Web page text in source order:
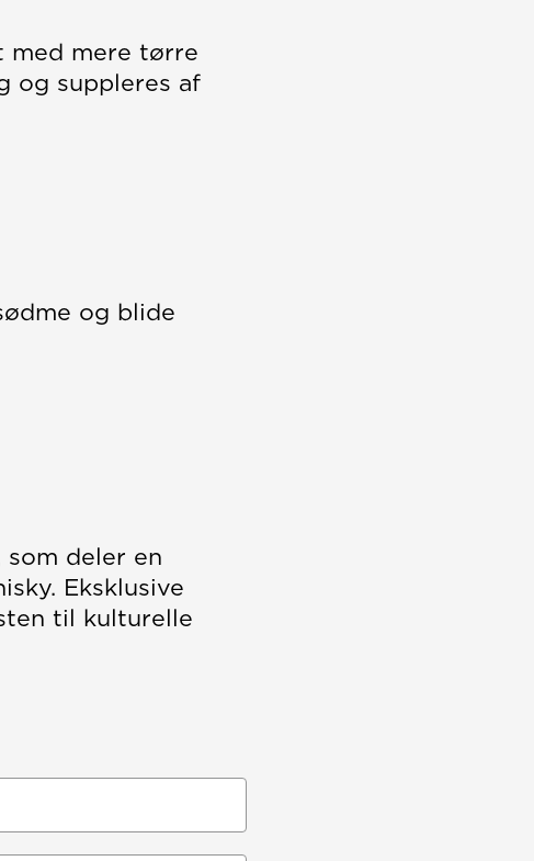
med mere tørre
og suppleres af
og blide
deler en
Eksklusive
til kulturelle